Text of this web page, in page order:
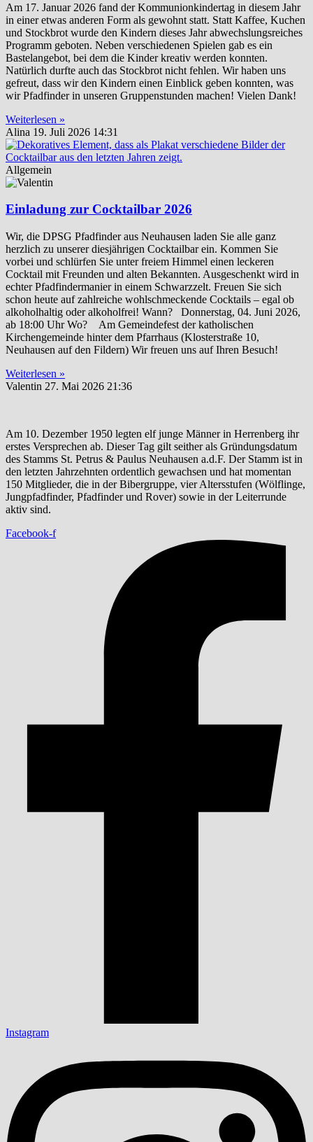
Am 17. Januar 2026 fand der Kommunionkindertag in diesem Jahr
in einer etwas anderen Form als gewohnt statt. Statt Kaffee, Kuchen
und Stockbrot wurde den Kindern dieses Jahr abwechslungsreiches
Programm geboten. Neben verschiedenen Spielen gab es ein
Bastelangebot, bei dem die Kinder kreativ werden konnten.
Natürlich durfte auch das Stockbrot nicht fehlen. Wir haben uns
gefreut, dass wir den Kindern einen Einblick geben konnten, was
wir Pfadfinder in unseren Gruppenstunden machen! Vielen Dank!
Weiterlesen »
Alina 19. Juli 2026 14:31
Allgemein
Einladung zur Cocktailbar 2026
Wir, die DPSG Pfadfinder aus Neuhausen laden Sie alle ganz
herzlich zu unserer diesjährigen Cocktailbar ein. Kommen Sie
vorbei und schlürfen Sie unter freiem Himmel einen leckeren
Cocktail mit Freunden und alten Bekannten. Ausgeschenkt wird in
echter Pfadfindermanier in einem Schwarzzelt. Freuen Sie sich
schon heute auf zahlreiche wohlschmeckende Cocktails – egal ob
alkoholhaltig oder alkoholfrei! Wann? Donnerstag, 04. Juni 2026,
ab 18:00 Uhr Wo? Am Gemeindefest der katholischen
Kirchengemeinde hinter dem Pfarrhaus (Klosterstraße 10,
Neuhausen auf den Fildern) Wir freuen uns auf Ihren Besuch!
Weiterlesen »
Valentin 27. Mai 2026 21:36
Am 10. Dezember 1950 legten elf junge Männer in Herrenberg ihr
erstes Versprechen ab. Dieser Tag gilt seither als Gründungsdatum
des Stamms St. Petrus & Paulus Neuhausen a.d.F. Der Stamm ist in
den letzten Jahrzehnten ordentlich gewachsen und hat momentan
150 Mitglieder, die in der Bibergruppe, vier Altersstufen (Wölflinge,
Jungpfadfinder, Pfadfinder und Rover) sowie in der Leiterrunde
aktiv sind.
Facebook-f
Instagram